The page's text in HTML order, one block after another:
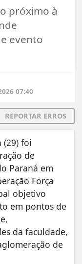
próximo à
evento
07:40
REPORTAR ERROS
(29) foi
de
Paraná em
Força
objetivo
em pontos de
da faculdade,
de